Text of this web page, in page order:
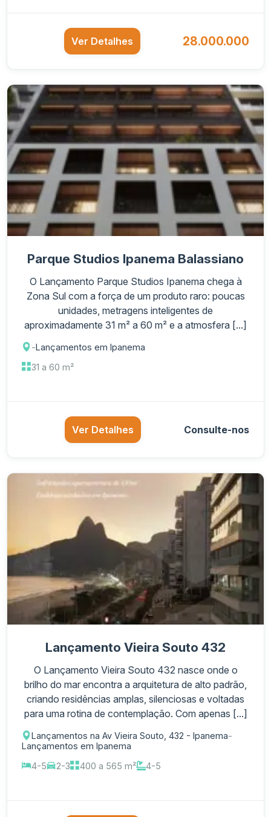
Ver Detalhes 28.000.000
Parque Studios Ipanema Balassiano
O Lançamento Parque Studios Ipanema chega à
Zona Sul com a força de um produto raro: poucas
unidades, metragens inteligentes de
aproximadamente 31 m² a 60 m² e a atmosfera [...]
-Lançamentos em Ipanema
31 a 60 m²
Ver Detalhes Consulte-nos
Lançamento Vieira Souto 432
O Lançamento Vieira Souto 432 nasce onde o
brilho do mar encontra a arquitetura de alto padrão,
criando residências amplas, silenciosas e voltadas
para uma rotina de contemplação. Com apenas [...]
Lançamentos na Av Vieira Souto, 432 - Ipanema-
Lançamentos em Ipanema
4-5
2-3 400 a 565 m² 4-5